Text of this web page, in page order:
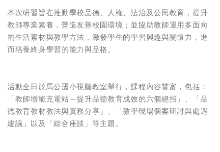
本次研習旨在推動學校品德、人權、法治及公民教育，提升
教師專業素養，營造友善校園環境；並協助教師運用多面向
的生活素材與教學方法，激發學生的學習興趣與關懷力，進
而培養終身學習的能力與品格。
活動全日於馬公國小視聽教室舉行，課程內容豐富，包括：
「教師增能充電站～提升品德教育成效的六個絕招」、「品
德教育教材教法與實務分享」、「教學現場個案研討與處遇
建議」以及「綜合座談」等主題。